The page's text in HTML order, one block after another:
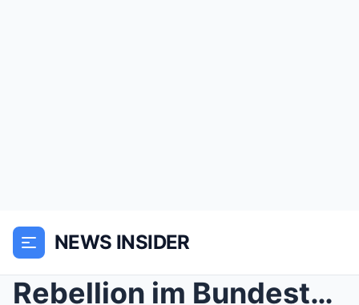
NEWS INSIDER
Rebellion im Bundestag: Wie die Junge Union das Re...